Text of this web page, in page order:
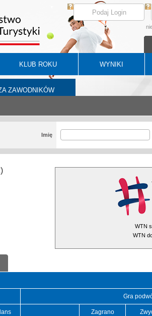
KLUB ROKU WYNIKI
ZAWODNIKÓW
Imię
WTN
WTN
Gra
Zagrano